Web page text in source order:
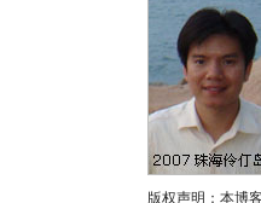
版权声明：本博